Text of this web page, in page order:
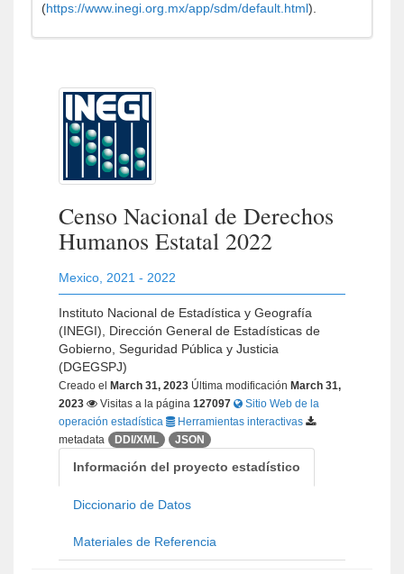
(https://www.inegi.org.mx/app/sdm/default.html).
Censo Nacional de Derechos
Humanos Estatal 2022
Mexico 2021 - 2022
Instituto Nacional de Estadística y Geografía
(INEGI), Dirección General de Estadísticas de
Gobierno, Seguridad Pública y Justicia
(DGEGSPJ)
Creado el March 31, 2023 Última modificación March 31,
2023
Visitas a la página 127097
Sitio Web de la
operación estadística
Herramientas interactivas
metadata
DDI/XML JSON
Información del proyecto estadístico
Diccionario de Datos
Materiales de Referencia